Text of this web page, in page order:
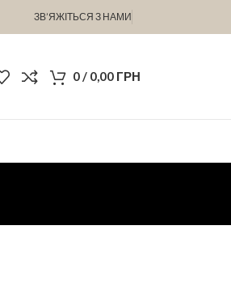
ЗВ’ЯЖІТЬСЯ З НАМИ
0/ 0,00 ГРН